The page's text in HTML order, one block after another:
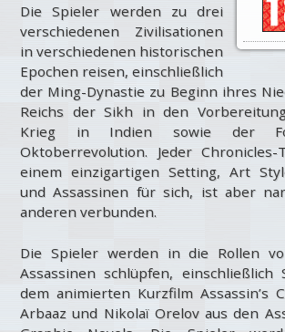
Die Spieler werden zu drei
verschiedenen Zivilisationen
in verschiedenen historischen
Epochen reisen, einschließlich
der Ming-Dynastie zu Beginn ihres
Reichs der Sikh in den
Krieg in Indien sowie der
Oktoberrevolution. Jeder
einem einzigartigen Setting, Art
und Assassinen für sich, ist aber
anderen verbunden.
Die Spieler werden in die Rollen
Assassinen schlüpfen, einschließlich
dem animierten Kurzfilm Assassin’s
Arbaaz und Nikolaï Orelov aus den